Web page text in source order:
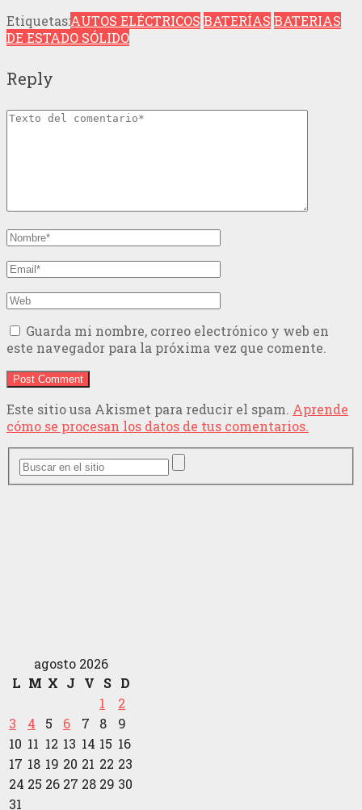
Etiquetas:AUTOS ELÉCTRICOS BATERÍAS BATERIAS
DE ESTADO SÓLIDO
Reply
Guarda mi nombre, correo electrónico y web en
este navegador para la próxima vez que comente.
Este sitio usa Akismet para reducir el spam. Aprende
cómo se procesan los datos de tus comentarios.
agosto 2026
L M X J V S D
1
2
3
4 5 6 7 8
9
10 11 12 13 14 15 16
17 18 19 20 21 22 23
24 25 26 27 28 29 30
31